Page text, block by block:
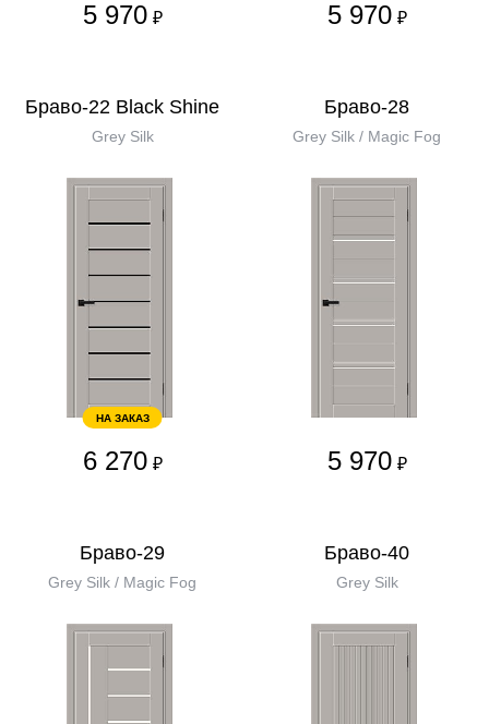
5 970 ₽ 5 970 ₽
Браво-22 Black Shine
Grey Silk
НА ЗАКАЗ
6 270 ₽
Браво-28
Grey Silk / Magic Fog
5 970 ₽
Браво-29
Grey Silk / Magic Fog
Браво-40
Grey Silk